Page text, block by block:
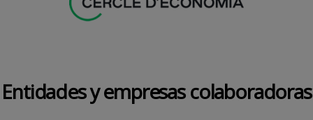
Entidades y empresas colaboradoras